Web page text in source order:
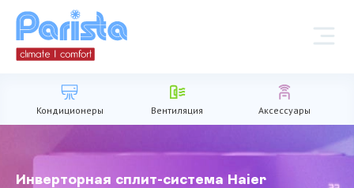
Кондиционеры Вентиляция Аксессуары
Инверторная сплит-система Haier